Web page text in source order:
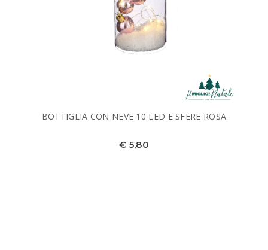
BOTTIGLIA CON NEVE 10 LED E SFERE ROSA
€ 5,80